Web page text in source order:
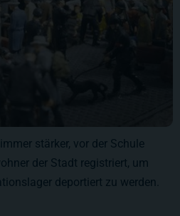
stärker, vor der Schule
der Stadt registriert, um
deportiert zu werden.